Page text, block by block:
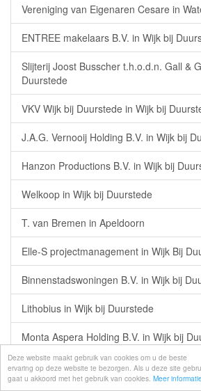
Deze website maakt gebruik van cookies om u de beste
ervaring op deze website te bezorgen. Als u deze site
gaat u akkoord met het gebruik van cookies. Meer
Vereniging van Eigenaren Cesare in
ENTREE makelaars B.V. in Wijk bij
Slijterij Joost Busscher t.h.o.d.n. Gall &
Duurstede
VKV Wijk bij Duurstede in Wijk bij
J.A.G. Vernooij Holding B.V. in Wijk bij
Hanzon Productions B.V. in Wijk bij
Welkoop in Wijk bij Duurstede
T. van Bremen in Apeldoorn
Elle-S projectmanagement in Wijk Bij
Binnenstadswoningen B.V. in Wijk bij
Lithobius in Wijk bij Duurstede
Monta Aspera Holding B.V. in Wijk bij
Beeldgreep in Maarsbergen